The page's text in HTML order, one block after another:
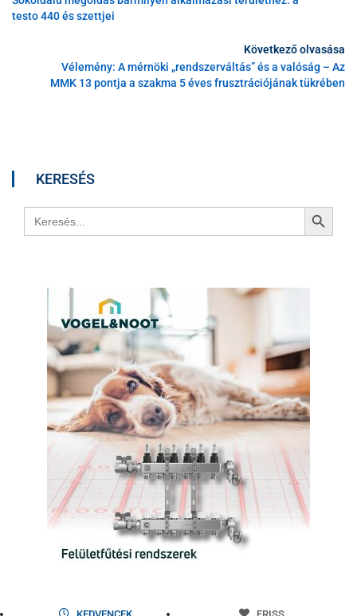
testo 440 és szettjei
Következő olvasása
Vélemény: A mérnöki „rendszerváltás” és a valóság – Az
MMK 13 pontja a szakma 5 éves frusztrációjának tükrében
KERESÉS
Search
for:
Search Button